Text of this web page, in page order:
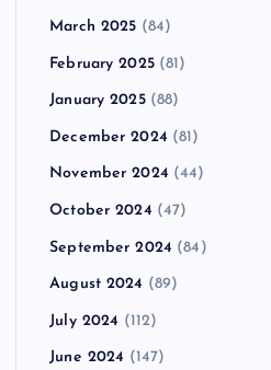
March 2025 (84)
February 2025(81)
January 2025(88)
December 2024 (81)
November 2024 (44)
October 2024 (47)
September 2024 (84)
August 2024 (89)
July 2024 (112)
June 2024 (147)